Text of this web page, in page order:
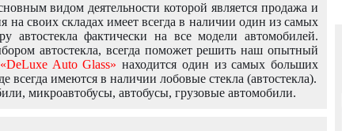
видом деятельности которой является продажа и
на своих складах имеет всегда в наличии один из самых
автостекла фактически на все модели автомобилей.
автостекла, всегда поможет решить наш опытный
«DeLuxe Auto Glass» находится один из самых больших
всегда имеются в наличии лобовые стекла (автостекла).
микроавтобусы, автобусы, грузовые автомобили.